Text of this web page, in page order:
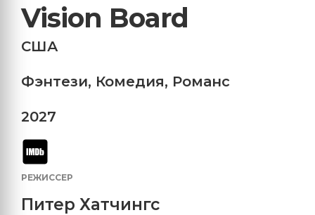
Vision Board
США
Фэнтези, Комедия, Романс
2027
РЕЖИССЕР
Питер Хатчингс